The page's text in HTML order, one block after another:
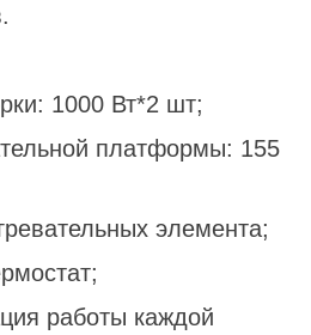
1000 Вт*2 шт;
платформы: 155
элемента;
работы каждой